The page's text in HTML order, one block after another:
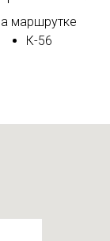
маршрутке
К-56